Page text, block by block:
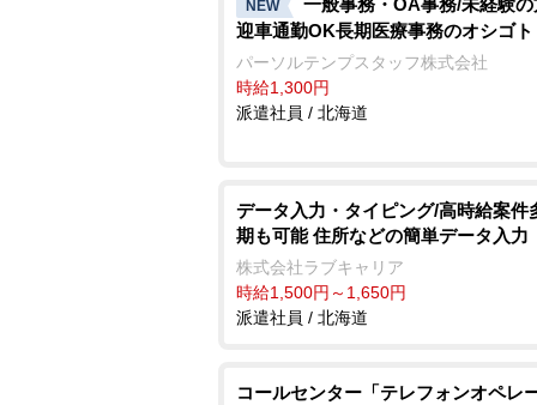
NEW
一般事務・OA事務/未経験
迎車通勤OK長期医療事務のオシゴト
パーソルテンプスタッフ株式会社
時給1,300円
派遣社員 / 北海道
データ入力・タイピング/高時給案件
期も可能 住所などの簡単データ入力
株式会社ラブキャリア
時給1,500円～1,650円
派遣社員 / 北海道
コールセンター「テレフォンオペレ